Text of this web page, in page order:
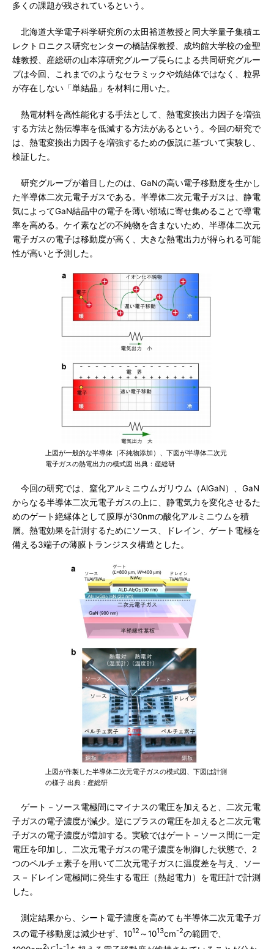
多くの課題が残されているという。
北海道大学電子科学研究所の太田裕道教授と同大学量子集積エ
レクトロニクス研究センターの橋詰保教授、成均館大学校の金聖
雄教授、産総研の山本淳研究グループ長らによる共同研究グルー
プは今回、これまでのようなセラミックや焼結体ではなく、粒界
が存在しない「単結晶」を材料に用いた。
熱電材料を高性能化する手法として、熱電変換出力因子を増強
する方法と熱伝導率を低減する方法があるという。今回の研究で
は、熱電変換出力因子を増強するための仮説に基づいて実験し、
検証した。
研究グループが着目したのは、GaNの高い電子移動度を生かし
た半導体二次元電子ガスである。半導体二次元電子ガスは、静電
気によってGaN結晶中の電子を薄い領域に寄せ集めることで導電
率を高める。ケイ素などの不純物を含まないため、半導体二次元
電子ガスの電子は移動度が高く、大きな熱電出力が得られる可能
性が高いと予測した。
上図が一般的な半導体（不純物添加）、下図が半導体二次元
電子ガスの熱電出力の模式図 出典：産総研
今回の研究では、窒化アルミニウムガリウム（AlGaN）、GaN
からなる半導体二次元電子ガスの上に、静電気力を変化させるた
めのゲート絶縁体として膜厚が30nmの酸化アルミニウムを積
層。熱電効果を計測するためにソース、ドレイン、ゲート電極を
備える3端子の薄膜トランジスタ構造とした。
上図が作製した半導体二次元電子ガスの模式図、下図は計測
の様子 出典：産総研
ゲート－ソース電極間にマイナスの電圧を加えると、二次元電
子ガスの電子濃度が減少。逆にプラスの電圧を加えると二次元電
子ガスの電子濃度が増加する。実験ではゲート－ソース間に一定
電圧を印加し、二次元電子ガスの電子濃度を制御した状態で、2
つのペルチェ素子を用いて二次元電子ガスに温度差を与え、ソー
ス－ドレイン電極間に発生する電圧（熱起電力）を電圧計で計測
した。
測定結果から、シート電子濃度を高めても半導体二次元電子ガ
スの電子移動度は減少せず、1012 ～1013cm-2の範囲で、
2 -1 -1